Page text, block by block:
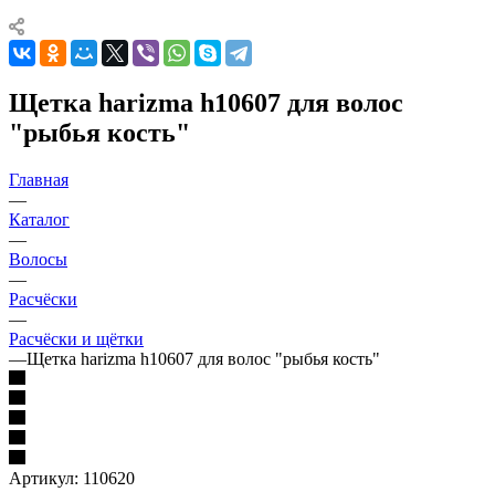
Щетка harizma h10607 для волос
"рыбья кость"
Главная
—
Каталог
—
Волосы
—
Расчёски
—
Расчёски и щётки
—Щетка harizma h10607 для волос "рыбья кость"
Артикул: 110620